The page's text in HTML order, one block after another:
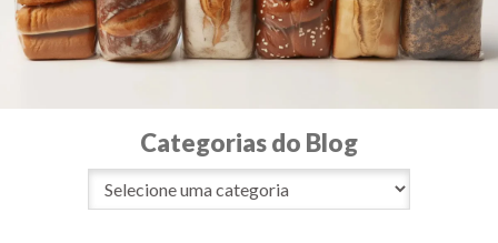
Categorias do Blog